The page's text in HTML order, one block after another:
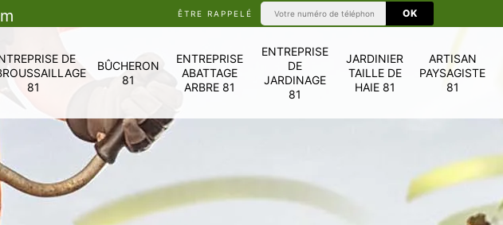
ÊTRE RAPPELÉ
DE
81
BÛCHERON
81
ENTREPRISE
ABATTAGE
ARBRE 81
ENTREPRISE
DE
JARDINAGE
81
JARDINIER
TAILLE DE
HAIE 81
ARTISAN
PAYSAGISTE
81